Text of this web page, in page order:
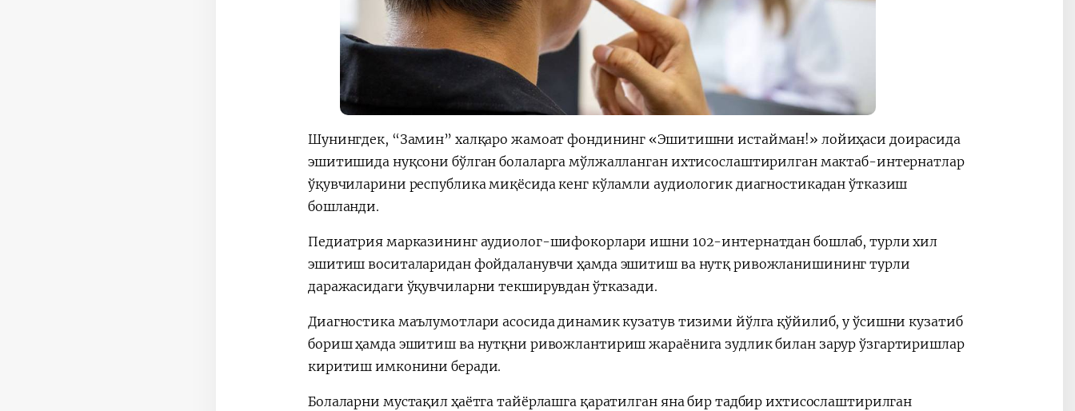
Шунингдек, “Замин” халқаро жамоат фондининг «Эшитишни истайман!» лойиҳаси доирасида
эшитишида нуқсони бўлган болаларга мўлжалланган ихтисослаштирилган мактаб-интернатлар
ўқувчиларини республика миқёсида кенг кўламли аудиологик диагностикадан ўтказиш
бошланди.
Педиатрия марказининг аудиолог-шифокорлари ишни 102-интернатдан бошлаб, турли хил
эшитиш воситаларидан фойдаланувчи ҳамда эшитиш ва нутқ ривожланишининг турли
даражасидаги ўқувчиларни текширувдан ўтказади.
Диагностика маълумотлари асосида динамик кузатув тизими йўлга қўйилиб, у ўсишни кузатиб
бориш ҳамда эшитиш ва нутқни ривожлантириш жараёнига зудлик билан зарур ўзгартиришлар
киритиш имконини беради.
Болаларни мустақил ҳаётга тайёрлашга қаратилган яна бир тадбир ихтисослаштирилган